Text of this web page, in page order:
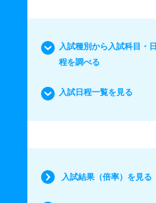
入試種別から入試科目・日
程を調べる
入試日程一覧を見る
入試結果（倍率）を見る